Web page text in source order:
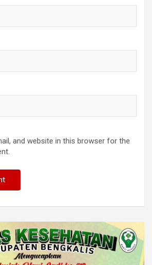
and website in this browser for the